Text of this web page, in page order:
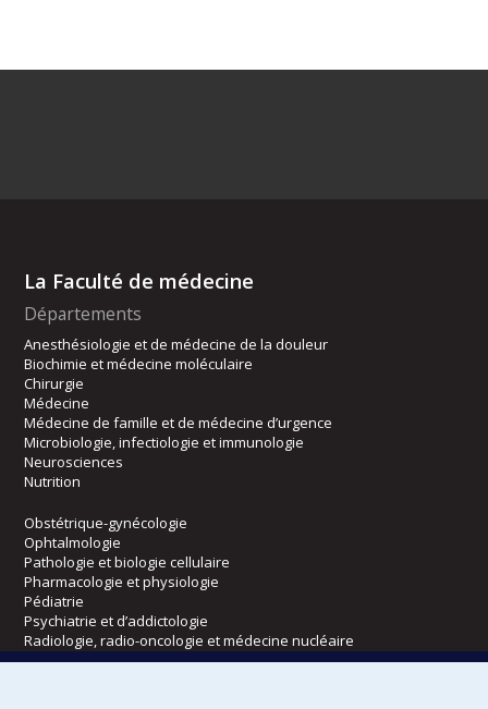
La Faculté de médecine
Départements
Anesthésiologie et de médecine de la douleur
Biochimie et médecine moléculaire
Chirurgie
Médecine
Médecine de famille et de médecine d’urgence
Microbiologie, infectiologie et immunologie
Neurosciences
Nutrition
Obstétrique-gynécologie
Ophtalmologie
Pathologie et biologie cellulaire
Pharmacologie et physiologie
Pédiatrie
Psychiatrie et d’addictologie
Radiologie, radio-oncologie et médecine nucléaire